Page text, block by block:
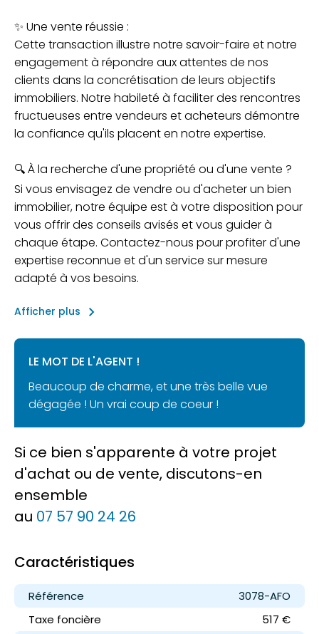
✨ Une vente réussie :
Cette transaction illustre notre savoir-faire et notre
engagement à répondre aux attentes de nos
clients dans la concrétisation de leurs objectifs
immobiliers. Notre habileté à faciliter des rencontres
fructueuses entre vendeurs et acheteurs démontre
la confiance qu'ils placent en notre expertise.
🔍 À la recherche d'une propriété ou d'une vente ?
Si vous envisagez de vendre ou d'acheter un bien
immobilier, notre équipe est à votre disposition pour
vous offrir des conseils avisés et vous guider à
chaque étape. Contactez-nous pour profiter d'une
expertise reconnue et d'un service sur mesure
adapté à vos besoins.
Afficher plus keyboard_arrow_right
LE MOT DE L'AGENT !
Beaucoup de charme, et une très belle vue
dégagée ! Un vrai coup de coeur !
Si ce bien s'apparente à votre projet
d'achat ou de vente, discutons-en
ensemble
au 07 57 90 24 26
Caractéristiques
Référence
3078-AFO
Taxe foncière
517 €